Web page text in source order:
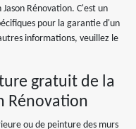
Rénovation. C'est un
pour la garantie d'un
informations, veuillez le
gratuit de la
Rénovation
ou de peinture des murs